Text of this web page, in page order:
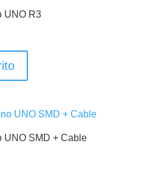
UNO R3
UNO SMD + Cable